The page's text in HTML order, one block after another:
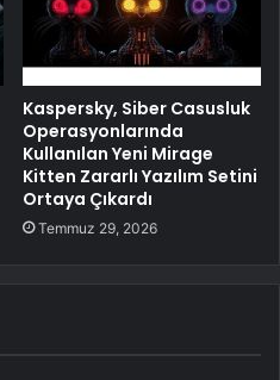
Kaspersky, Siber Casusluk
Operasyonlarında
Kullanılan Yeni Mirage
Kitten Zararlı Yazılım Setini
Ortaya Çıkardı
Temmuz 29, 2026